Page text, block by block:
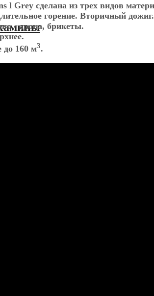
l Grey сделана из трех видов
горение. Вторичный
- дрова, брикеты.
до 160 м3.